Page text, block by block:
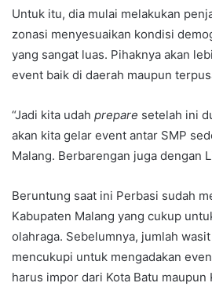
Untuk itu, dia mulai melakukan
zonasi menyesuaikan kondisi
yang sangat luas. Pihaknya akan
event baik di daerah maupun
“Jadi kita udah prepare setelah ini
akan kita gelar event antar SMP
Malang. Berbarengan juga dengan
Beruntung saat ini Perbasi sudah
Kabupaten Malang yang cukup
olahraga. Sebelumnya, jumlah
mencukupi untuk mengadakan
harus impor dari Kota Batu maupun